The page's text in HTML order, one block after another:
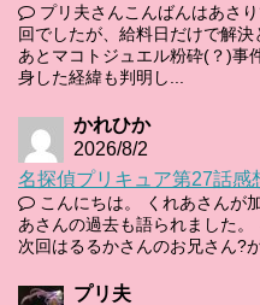
プリ夫さんこんばんはあさ
回でしたが、給料日だけで解
あとマコトジュエル粉砕(？)事
身した経緯も判明し...
かれひか
2026/8/2
名探偵プリキュア第27話感
こんにちは。 くれあさんが
あさんの過去も語られました。
次回はるるかさんのお兄さん?
プリ夫